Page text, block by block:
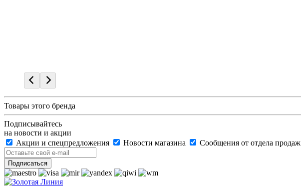
Товары этого бренда
Подписывайтесь
на новости и акции
Акции и спецпредложения
Новости магазина Сообщения от отдела продаж